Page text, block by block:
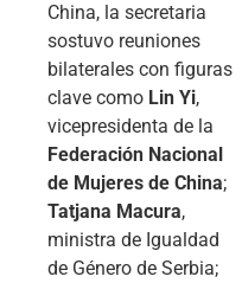
China, la secretaria
sostuvo reuniones
bilaterales con figuras
clave como Lin Yi,
vicepresidenta de la
Federación Nacional
de Mujeres de China;
Tatjana Macura,
ministra de Igualdad
de Género de Serbia;